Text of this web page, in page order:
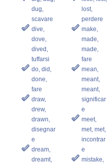
dug,
scavare
dive,
dove,
dived,
tuffarsi
do, did,
done,
fare
draw,
drew,
drawn,
disegnar
e
dream,
dreamt,
lost,
perdere
make,
made,
made,
fare
mean,
meant,
meant,
significar
e
meet,
met, met,
incontrar
e
mistake,